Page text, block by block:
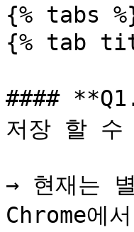
{% tabs
{% tab
####
저장 할 수
→ 현재는
Chrome에